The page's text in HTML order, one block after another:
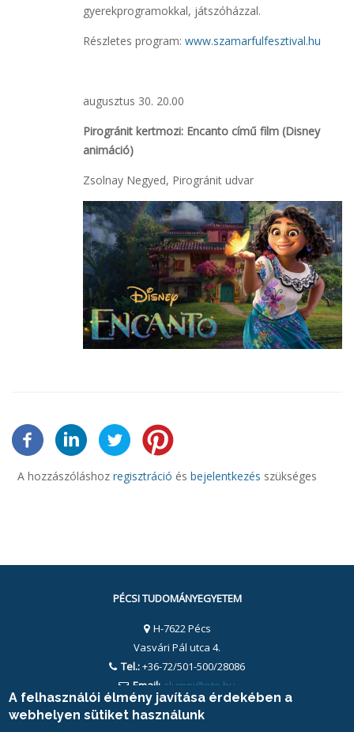
gyerekprogramokkal, játszóházzal.
Részletes program: www.szamarfulfesztival.hu
augusztus 30. 20.00
Pirogránit kertmozi: Encanto című film (Disney
animáció)
Zsolnay Negyed, Pirogránit udvar
A hozzászóláshoz regisztráció és bejelentkezés szükséges
PÉCSI TUDOMÁNYEGYETEM
H-7622 Pécs
Vasvári Pál utca 4.
Tel.:+36-72/501-500/28086
Email: alumni@pte.hu
A felhasználói élmény javítása érdekében a
webhelyen sütiket használunk